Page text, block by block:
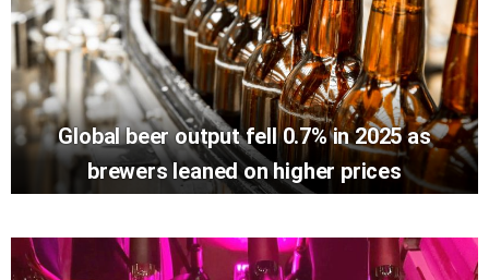
Global beer output fell 0.7% in 2025 as
brewers leaned on higher prices